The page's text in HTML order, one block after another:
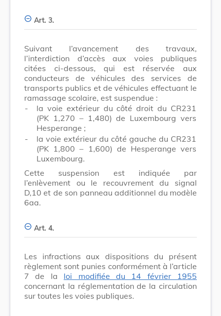
Art. 3.
Suivant l’avancement des travaux,
l’interdiction d’accès aux voies publiques
citées ci-dessous, qui est réservée aux
conducteurs de véhicules des services de
transports publics et de véhicules effectuant le
ramassage scolaire, est suspendue :
-
la voie extérieur du côté droit du CR231
(PK 1,270 – 1,480) de Luxembourg vers
Hesperange ;
-
la voie extérieur du côté gauche du CR231
(PK 1,800 – 1,600) de Hesperange vers
Luxembourg.
Cette suspension est indiquée par
l’enlèvement ou le recouvrement du signal
D,10 et de son panneau additionnel du modèle
6aa.
Art. 4.
Les infractions aux dispositions du présent
règlement sont punies conformément à l’article
7 de la loi modifiée du 14 février 1955
concernant la réglementation de la circulation
sur toutes les voies publiques.